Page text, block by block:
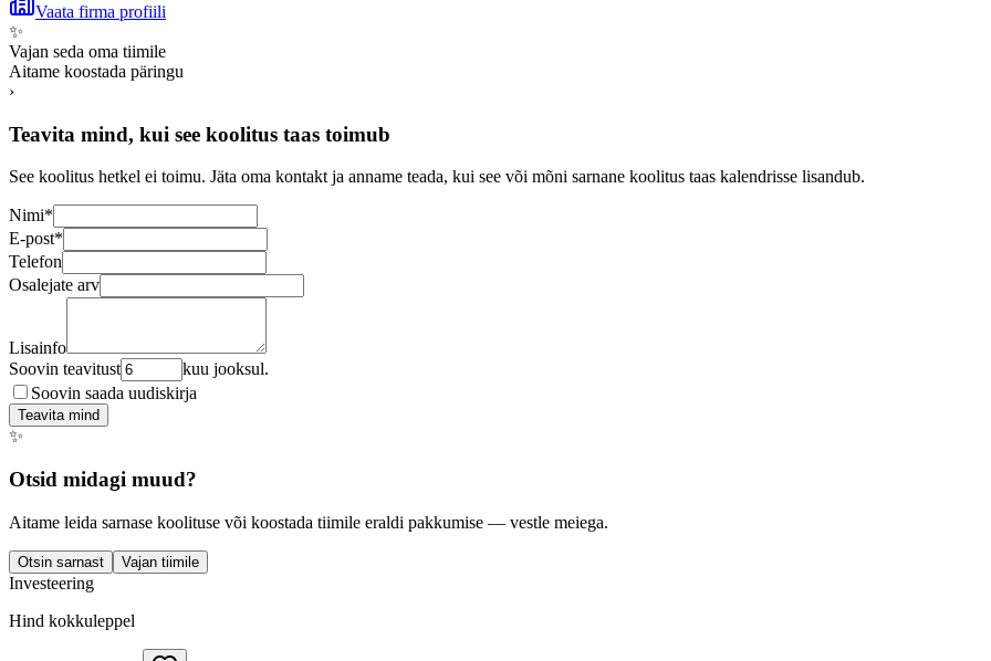
Vaata firma profiili
✨
Vajan seda oma tiimile
Aitame koostada päringu
›
Teavita mind, kui see koolitus taas toimub
See koolitus hetkel ei toimu. Jäta oma kontakt ja anname teada, kui see või mõni sarnane koolitus taas kalendrisse lisandub.
Nimi*
E-post*
Telefon
Osalejate arv
Lisainfo
Soovin teavitust
kuu jooksul.
Soovin saada uudiskirja
Teavita mind
✨
Otsid midagi muud?
Aitame leida sarnase koolituse või koostada tiimile eraldi pakkumise — vestle meiega.
Otsin sarnast Vajan tiimile
Investeering
Hind kokkuleppel